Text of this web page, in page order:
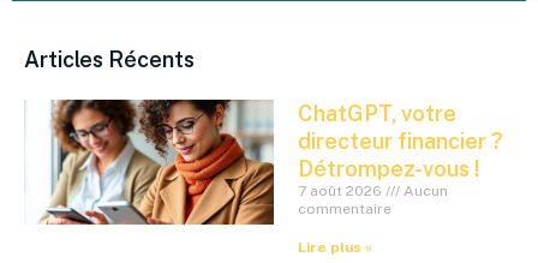
Articles Récents
ChatGPT, votre
directeur financier ?
Détrompez-vous !
7 août 2026
Aucun
commentaire
Lire plus »